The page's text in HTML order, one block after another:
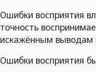
Ошибки восприятия
точность
искажённым выводам
Ошибки восприятия